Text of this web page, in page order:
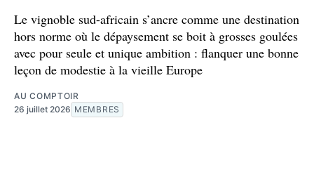
Le vignoble sud-africain s’ancre comme une destination
hors norme où le dépaysement se boit à grosses goulées
avec pour seule et unique ambition : flanquer une bonne
leçon de modestie à la vieille Europe
AU COMPTOIR
26 juillet 2026 MEMBRES